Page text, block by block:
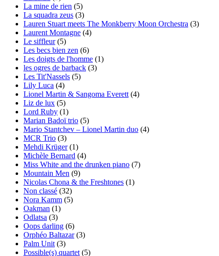
La mine de rien (5)
La squadra zeus (3)
Lauren Stuart meets The Monkberry Moon Orchestra (3)
Laurent Montagne (4)
Le siffleur(5)
Les becs bien zen (6)
Les doigts de l'homme (1)
les ogres de barback (3)
Les Tit'Nassels (5)
Lily Luca (4)
Lionel Martin & Sangoma Everett (4)
Liz de lux (5)
Lord Ruby (1)
Marian Badoï trio (5)
Mario Stantchev – Lionel Martin duo (4)
MCR Trio (3)
Mehdi Krüger(1)
Michèle Bernard (4)
Miss White and the drunken piano (7)
Mountain Men (9)
Nicolas Chona & the Freshtones (1)
Non classé (32)
Nora Kamm (5)
Oakman (1)
Odlatsa (3)
Oops darling (6)
Orphéo Baltazar(3)
Palm Unit (3)
Possible(s) quartet (5)